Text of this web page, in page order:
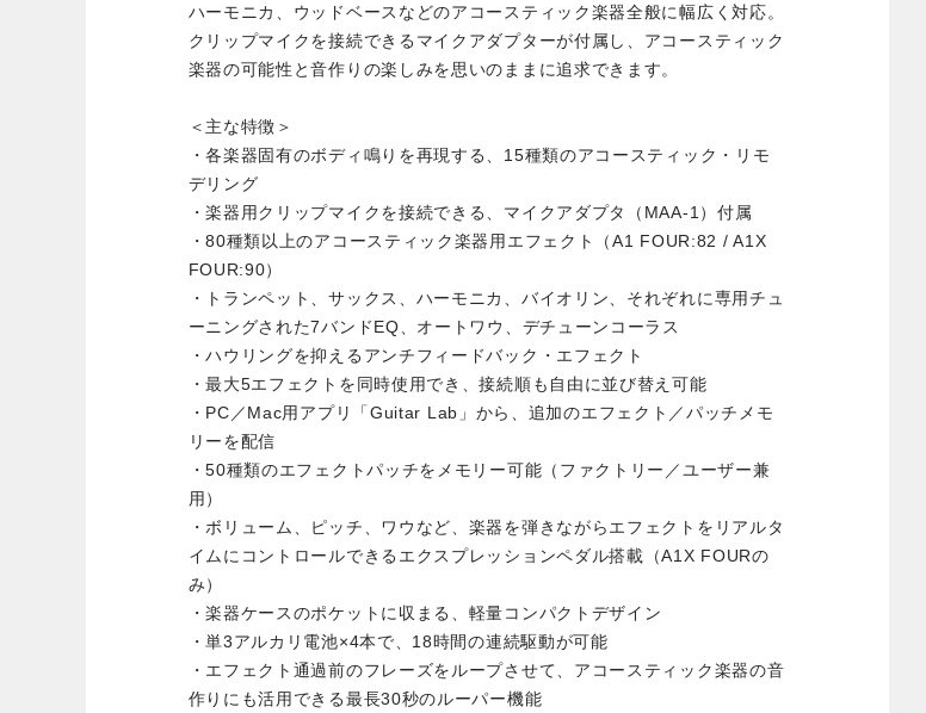
ハーモニカ、ウッドベースなどのアコースティック楽器全般に幅広く対応。
クリップマイクを接続できるマイクアダプターが付属し、アコースティック
楽器の可能性と音作りの楽しみを思いのままに追求できます。
＜主な特徴＞
・各楽器固有のボディ鳴りを再現する、15種類のアコースティック・リモ
デリング
・楽器用クリップマイクを接続できる、マイクアダプタ（MAA-1）付属
・80種類以上のアコースティック楽器用エフェクト（A1 FOUR:82 / A1X
FOUR:90）
・トランペット、サックス、ハーモニカ、バイオリン、それぞれに専用チュ
ーニングされた7バンドEQ、オートワウ、デチューンコーラス
・ハウリングを抑えるアンチフィードバック・エフェクト
・最大5エフェクトを同時使用でき、接続順も自由に並び替え可能
・PC／Mac用アプリ「Guitar Lab」から、追加のエフェクト／パッチメモ
リーを配信
・50種類のエフェクトパッチをメモリー可能（ファクトリー／ユーザー兼
用）
・ボリューム、ピッチ、ワウなど、楽器を弾きながらエフェクトをリアルタ
イムにコントロールできるエクスプレッションペダル搭載（A1X FOURの
み）
・楽器ケースのポケットに収まる、軽量コンパクトデザイン
・単3アルカリ電池×4本で、18時間の連続駆動が可能
・エフェクト通過前のフレーズをループさせて、アコースティック楽器の音
作りにも活用できる最長30秒のルーパー機能